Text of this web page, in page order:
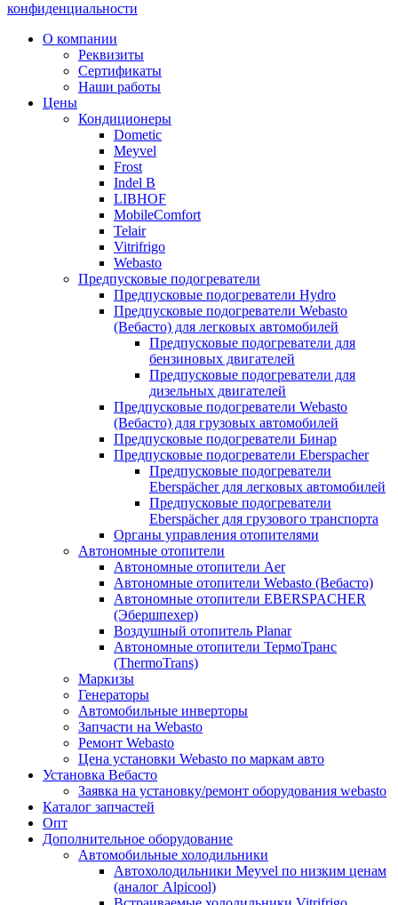
конфиденциальности
вверх
О компании
Реквизиты
Сертификаты
Наши работы
Цены
Кондиционеры
Dometic
Meyvel
Frost
Indel B
LIBHOF
MobileComfort
Telair
Vitrifrigo
Webasto
Предпусковые подогреватели
Предпусковые подогреватели Hydro
Предпусковые подогреватели Webasto
(Вебасто) для легковых автомобилей
Предпусковые подогреватели для
бензиновых двигателей
Предпусковые подогреватели для
дизельных двигателей
Предпусковые подогреватели Webasto
(Вебасто) для грузовых автомобилей
Предпусковые подогреватели Бинар
Предпусковые подогреватели Eberspacher
Предпусковые подогреватели
Eberspächer для легковых автомобилей
Предпусковые подогреватели
Eberspächer для грузового транспорта
Органы управления отопителями
Автономные отопители
Автономные отопители Аer
Автономные отопители Webasto (Вебасто)
Автономные отопители EBERSPACHER
(Эбершпехер)
Воздушный отопитель Planar
Автономные отопители ТермоТранс
(ThermoTrans)
Маркизы
Генераторы
Автомобильные инверторы
Запчасти на Webasto
Ремонт Webasto
Цена установки Webasto по маркам авто
Установка Вебасто
Заявка на установку/ремонт оборудования webasto
Каталог запчастей
Опт
Дополнительное оборудование
Автомобильные холодильники
Автохолодильники Meyvel по низким ценам
(аналог Alpicool)